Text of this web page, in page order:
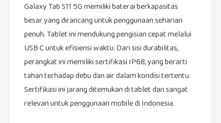
Galaxy Tab S11 5G memiliki baterai berkapasitas
besar yang dirancang untuk penggunaan seharian
penuh. Tablet ini mendukung pengisian cepat melalui
USB C untuk efisiensi waktu. Dari sisi durabilitas,
perangkat ini memiliki sertifikasi IP68, yang berarti
tahan terhadap debu dan air dalam kondisi tertentu.
Sertifikasi ini jarang ditemukan di tablet dan sangat
relevan untuk penggunaan mobile di Indonesia.